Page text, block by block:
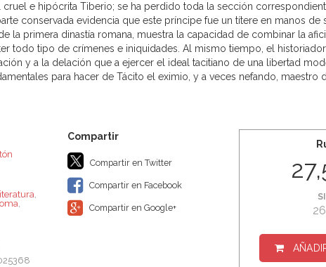
e hipócrita Tiberio; se ha perdido toda la sección
conservada evidencia que este príncipe fue un títere en manos de
la primera dinastía romana, muestra la capacidad de combinar la
todo tipo de crímenes e iniquidades. Al mismo tiempo, el
y a la delación que a ejercer el ideal tacitiano de una libertad
para hacer de Tácito el eximio, y a veces nefando, maestro
,
,
Compartir en Twitter
Compartir en Facebook
Compartir en Google+